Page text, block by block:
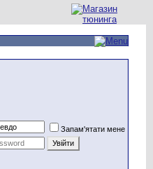
Запам'ятати мене